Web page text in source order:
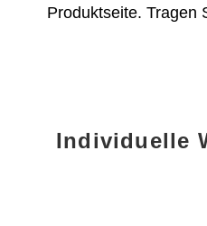
Produktseite. Tragen
Individuelle